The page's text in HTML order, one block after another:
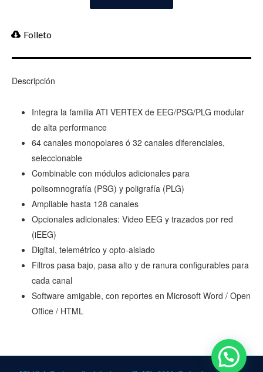
Folleto
Descripción
Integra la familia ATI VERTEX de EEG/PSG/PLG modular
de alta performance
64 canales monopolares ó 32 canales diferenciales,
seleccionable
Combinable con módulos adicionales para
polisomnografía (PSG) y poligrafía (PLG)
Ampliable hasta 128 canales
Opcionales adicionales: Video EEG y trazados por red
(iEEG)
Digital, telemétrico y opto-aislado
Filtros pasa bajo, pasa alto y de ranura configurables para
cada canal
Software amigable, con reportes en Microsoft Word / Open
Office / HTML